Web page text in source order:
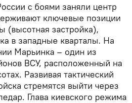
с боями заняли центр
ключевые позиции
(высотная застройка),
в западные кварталы. На
Марьинка – один из
ВСУ, расположенный на
Развивая тактический
стремятся выйти через
Глава киевского режима